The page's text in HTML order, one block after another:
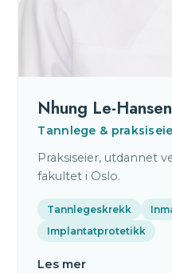
Nhung Le-Hansen
Tannlege &
Praksiseier, utdannet
fakultet i Oslo.
Tannlegeskrekk
Implantatprotetikk
Les mer